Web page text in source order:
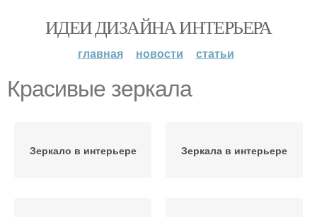
ИДЕИ ДИЗАЙНА ИНТЕРЬЕРА
главная новости статьи
Красивые зеркала
Зеркало в интерьере Зеркала в интерьере